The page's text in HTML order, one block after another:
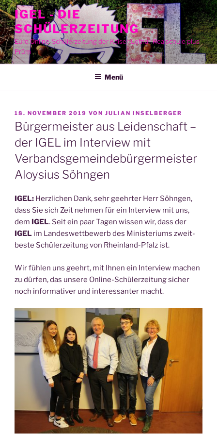
Zum
Inhalt
springen
IGEL - DIE
SCHÜLERZEITUNG
Eure Online-Schülerzeitung der Kaiser-Lothar-Realschule plus
Prüm
Menü
VERÖFFENTLICHT
AM
18. NOVEMBER 2019 VON JULIAN INSELBERGER
Bürgermeister aus Leidenschaft –
der IGEL im Interview mit
Verbandsgemeindebürgermeister
Aloysius Söhngen
IGEL: Herz­li­chen Dank, sehr geehr­ter Herr Söhn­gen,
dass Sie sich Zeit neh­men für ein Inter­view mit uns,
dem IGEL. Seit ein paar Tagen wis­sen wir, dass der
IGEL im Lan­des­wett­be­werb des Minis­te­ri­ums zweit­
bes­te Schü­ler­zei­tung von Rhein­land-Pfalz ist.
Wir füh­len uns geehrt, mit Ihnen ein Inter­view machen
zu dür­fen, das unse­re Online-Schü­ler­zei­tung sicher
noch infor­ma­ti­ver und inter­es­san­ter macht.